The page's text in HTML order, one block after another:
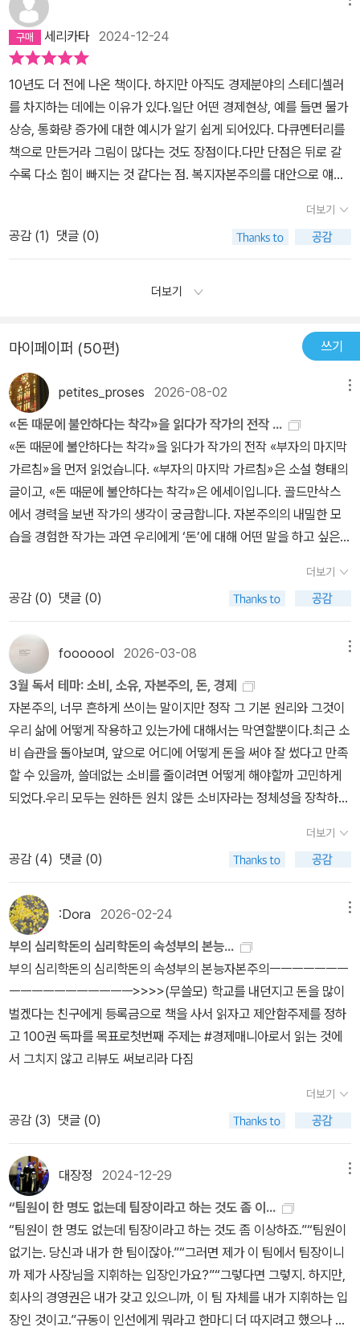
는 한국 사회에서 더 큰 힘을 발한다. 때로는 소비가 고통을 느끼게
할 수도 있다. 신용카드를 사용하여 구매할 때는 마치 마약을 한 것처
럼 고통이 덜하지만, 현금을 사용하여 구매할 때에는 뇌가 고통을 느
낀다고 한다. 어찌 보면 쇼핑중독과 알코올 중독은 일관성을 가지고
있다고 생각한다. 이를 극복하는 심리적인 방법은 자존감의 회복이라
고 말한다. 소비는 행복과 정비례 하지 않기 때문에 필수적인 소비 외
에는 심리적인 방법으로 극복하는 것이 중요하다. 내 안의 욕구 충족
의 행복을 찾기보다는 관계맺음과 주위로부터 사랑받는 마음에서 오
억되고 또 그 만족감과 행복감도 오래 지속됩니다. p271 네 번째 파
위해 역사상으로 유명한 학자와 이론을 접해보는 부분으로써, 개인적
었다고 생각된다. ‘애덤 스미스’, ‘마르크스’, ‘케인즈,’하이에크‘ 등의
경제 철학의 대표되는 사상을 검토해봄으로써 그들이 주장한 것들이
우리가 일상에서표면적으로 접했던 것이 전부가 아니고, 계속해서 연
구를 해볼 만한 가치가 있다는 것을 깨달았다.’자본론‘을 쓴 마르크스
가 예견한 자본주의의 몰락과 공산주의의 도래는 실제 끝이 났지만,
그렇다고 그 가치가 훼손된 것은 아니다. 그럴 가능성을 내포하며 자
본주의를 수정할 수 있게끔 유도하고 일부 사회주의적인 경향은 국가
에서 받아들이게 하는 역할과 공로도 있다. 그리고 항상 두 얼굴의 자
본주의도 완벽하지 않다는 것을 보여준다.’보이지 않는 손‘의 애덤 스
미스도 신자유주의 경제학파들에 내세우는 ’보이지 않는 손‘의 한 문
한 경향이 있다. 책에 따르면, ‘마르크스'의 자본론과 ’애덤 스미스‘의
’국부론‘은 빈민과 낮은 지위의 소외된 계층의 구제를 위한 마음에서
우러나온 학문이었기 때문이다. 두 경제학의 근간은 사람의 얼굴을
한 자본주의를 꿈꾸는 것임에 틀림없다고 주장한다. 그에 비해서, 케
인스주의와, 하이에크주의는 아직 첨예하게 대립중이다. 대공황이 왔
을때 정부의 개입과 적자재정으로 경기 활성화를 시켰으나, 결국 온
스태그플레이션에 정부의 개입축소와 시장의 자율적 조정에 맡기는
논리가 득세를 하게 된다. 그래서 발생한 실업문제및 금융자본주의의
침식이 오늘 날 우리가 보고 있는 지구촌 경제상황이다. 마지막에는
이러한 문제점을 극복할 수 있는 미래의 자본주의를 생각해보는 부분
에 할애하고 있다. 100% 정답은 아니지만, 방법은 있다. 바로 복지자
본주의 이다. 금융자본주의의 문제점을 해결하는 것은 복지 자본주
의로 가는 것이며 이는 복지국가가 되어야하는 것으로 귀결될 수 있
길이다. 맬더스는 ‘가난한 자의 주머니를 채워라. 그러면 소비가 촉진
된다.’라고 했듯이 단순히 서민들에게 빈민층이 되지 않도록 기부하
거나, 최소 생활자금을 대주는 소극적인 복지 정책으로는 극복이 불
가능하다. 노동자들이 해고되거나, 직장을 잃게 되는 상황이 발생할
지라도 적극적으로 재교육을 통해 새로운 일자리를 지원해주고, 교육
받는 동안 기본 생활을 충분히 할 수 있도록 보장하며, 그들의 자식들
이 굶지 않고 학원교육의 기회를 잃지 않도록 국가에서 배려하고 고
소득층의 소득을 일정 세금으로 배분하여 투자하여 빈민층으로 전락
그들의 버는 재산은 없기 때문에 자본주의를 유지하는 것이 힘들게
되고 이는 자본주의를 지탱하는 힘이 된다. 읽는 내내 분노와 나약
함에 힘들었지만 그래도 희망은 있을 것 이라 믿어본다. 이는 나 혼자
변화는 어림없고, 시민들이 자신의 권리를 찾기 위해 주체적으로 윤
리적 각성을 가지고 자본주의를 극복하도록 노력하여야 한다. 금융
자본의 탐욕이 현재의 위기를 만들었다면 그 해법은 윤리에서 찾을
수 있다. 인간이 가질 수 있는 가장 높은 상태의 도덕적, 윤리적 각성
이 바로 인간이 만들어낸 최악의 단점들을 보완할 수 있다는 이야기
다. p382
찰합니다. 우리 회사는 전 세계에 140명의 관찰 마케터를 두고 있고,
이들은 주중이나 주말에 쇼핑몰, 상점, 공항, 기차역에 가서 사람들이
어떻게 움직이고 교류하는지 관찰합니다. 우리는 다양한 첨단 기술을
사용해서 단순히 쳐다보는 행위를 보다 확장해서 쇼핑하는 모습을 자
세히 분석합니다.' - 파코 언더힐, 쇼핑컨설팅사 인바이로셀 CEO​관
찰을 토대로 고도의 마케팅 기법을 만들어 우리를 조종하고 있다는
사실.지금도 누군가는 내 행동을 지켜보고 있다...​명불허전이었습니
다.단순한 경제서가 아닌 이 사회를 살아가는 우리들이 꼭 읽고 넘어
가야 할 책이었습니다.자본주의 속에 살아가는 우리에게 보다 현명히
살아갈 방법에 대해 모색할 수 있는 계기가 되었습니다.
르니까 그 오른 만큼의 돈을 빌리는 겁니다. 그런데 집값이 내려가기
시작하자 아무 보호장치가 없었어요. 이미 집을 담보로 대출을 했으
니까요. 이미 집을 사고 차를 사고 그에 맞는 생활에 돈을 써 왔기에
소득은 늘지 않았는데도 잘산다는 착각을 하게 된 것입니다. - 라구람
라잔 자본주의 사회에서 은행이 돈 갚을 능력이 없는 사람에게 돈을
빌려주는 것은 '사회적 약자에 대한 배려'의 차원이 아니다. 그들이 동
정심이 있어서, 또는 가혹한 현실에 처한 저신용자들에게 조금이라도
도움을 주기 위해서도 아니다. 그 모든 것은 이미 자본주의 체제 안에
크로 제일 많은 돈을 번 사람은 바로 은행이다. 은행은 조그만 위험도
감수하지 않은 채 당신의 투자에 올라타 수익이 오르면 그만큼의 수
익을 얻어갔으며, 설사 당신의 투자가 실패해도 웃으며 칼같이 수수
는 게임, 그것이 바로 은행과 함께하는 재테크라는 게임이다. 저축은
작은 금융회사에 불구한 것입니다. 하지만 여기에 '은행'이라는 이름
을 붙여주니까 사람들은 은행과 혼동을 하기 시작했고 그래서 '많은
돈을 맡겨도 문제가 없을 것이다'라고 착각을 했던 것입니다.' 고수익
은 고위험이다'금융소비자들이 반드시 아셔야 할 것이 있습니다. 그
것은 높은 이자를 주는 곳에는 반드시 위험이 숨어 있다는 것입니다.
예를 들어 저축은행에서 이자를 더 많이 주는 것은 은행보다 더 쉽게
망할 수 있기 때문에 이자를 좀 더 주는 것입니다. 특정 상품이 이자가
많다는 것은 또 그만큼 실패할 확률도 높다는 것을 의미합니다. 하지
만 이러한 점을 모른 채 '이자가 많으면 좋은 상품이구나'라고 생각해
무 상관 없다. 중요한 것은 정액보장 상품인지, 실손보장 상품인지만
우선 확인해보면 되는 것이다. 그리고 실손보장 상품은 중복보상이
되지 않기 때문에 하나만 들면 충분하다. 지금 우리에게 필요한 것은
금융회사에 소속되지 않은 독립적인 상담사, 즉 '독립재정상담사'이
다. 금융상품 판매업자의 이해관계와는 독립해서 따로 판매수수료를
받지 않고 자문 대상인 고객이 최선의 이익을 얻을 수 있도록 그에 합
당한 금융상품을 추천하는 사람을 말한다. 성인이 된 우리의 소비 습
관과 성향은 이미 수십 년간 진행된 '키즈 마케팅'의 산물이라고 할 수
있다. 우리는 매 순간 합리적으로 결정해서 소비하는 것처럼 보이지
만, 사실은 어린 시절에 형성되었던 습관의 산물로 소비하게 된다는
것, 그리고 부모는 상당수가 아이들의 영향에 의해 소비하고 있다는
비밀 중의 하나이다. 마케팅'마케팅이란 다양한 기술을 사용해 전략
적으로 유혹해서, 이유는 모르겠지만 그 상품이 필요하다고 느끼게
하는 것입니다.' - 마틴 린드스트롬 '한국의 마트에 가면 재미있어요.
시식이 많죠. 커피를 맛보거나 음식을 먹어볼 수 있어요. 중요한 사실
이에요. 우연이 아닙니다. 현대 신경과학에 설명돼 있죠. 음식 등 무언
가의 냄새를 맡으면, 감각을 자극하고 오감 모두를 통해 허기를 더 느
껴요. 결국 더 많이 사게 되죠. 음식뿐 아니라 모든 상품을 더 많이 사
게 됩니다. 몸에 갈망이라는 감각을 심어놓기 때문이에요.'
리 회사를 위해 열심히 일하라‘는 말과 비슷하다. 안타깝지만- P23결
국 은행은 자기 돈으로 돈을 버는 것이 아니라 남의 돈으로 돈을 창조
하고, 이자를 받으며 존속해 가는 회사인 것이다. 바로 이것이 우리 사
회가 빚 권하는 시회가 된 이유이다. 하루에도 몇 번씩 대출 문자가 날
아오고, 여기저기 은행에서 대출 안내문을 보내는 이유이다. 고객
이 대출을 해가야 은행은 새 돈이 생기기 때문이다.- P44이 모든 것
은 단순한 ‘경기불황‘이나 ‘경기침체‘가 아닌 자본주의에 구조적으
로 내재화되어 있는 문제라고 봐도 좋다. 우리는 미국 공공은행연구
소 엘렌 브라운 대표의 말처럼 ‘민주적인 시스템이 아닌,은행가를 위
한, 은행가에 의한 민간은행 시스템‘에서 살아갈 수밖에없는 운명
이 취직을 못 하는지 모든 것의 원인은 자본주의 시스템안에서 찾
날 수 없는 부채의 사슬에 묶여 있는 것이다.- P77개인이나 가계
의 금융 의사결정은 개개인이 지닌 금융이해력에의해 좌우되는 것이
다. 이는 청소년기의 학교와 사회, 가정에서 이루어지는 금융 교육
의 깊이와 넓이에 비례하게 돼 있다. 이제 금융에관한 지식과 활용 능
력이 빈부 격차를 더 벌려놓을 것은 분명한 사실이다. 그러므로 금융
이해력은 우리가 갖추어야 할 필수 능력이다.- P169자본주의는 소
비를 완전히 다른 차원으로 이동시켰다. 과거에 소비라는 것은 그
저 ‘필요‘를 만족시켜 주는 것이었다. 배가 고프면 쌀을 사고, 옷이 헤
어져 입을 수 없게 되면 옷을 샀다. 하지만 그것만가지고는 차고 넘치
는 자본주의의 생산품들이 다 소비될 수가 없다.잉여생산물들이 많아
지고, 그것이 회전이 되지 않으면 자본주의에는시스템적인 문제가 생
는 것, 또는 강요하는 것이다. 그리고 이것을무엇보다 ‘자연스러운 과
정‘으로 보이게 하기 위해 첨단기술과 첨단과학, 고도의 심리 기술, 그
리고 유명인을 내세운 광고가 필요하다.결국 소비자들은 ‘필요한 것
을 구매하는 사람‘이 아니라 ‘필요하지않은 것까지도 소비해 자본주
의의 잉여생산물을 떠맡는 사람‘이 되어주어야 하는 것이다.- P217
자본주의 사회에서 쇼핑은 패배가 예정된 게임이다. 우리가 자본주
의 사회를 살면서 정말로 행복하고 싶다면, 소비에서 행복을 찾기보
다는 내 주변 사람들과의 관계 맺음에서 답을 찾아야 할지도 모른
다. 내 안의 감정을 관찰하고, 주변 사람들과의 관계 개선에서 스스로
수 있을 것이다.- P275인류 역사상 등장했던 그 어떤 체제도 자본주
의를 이기지 못했다.그리고 자본주의는 지금껏 막대한 인류의 부
를 만들어냈던 근본적인 동력이자 시스템이 되어 왔다. 문제는 ‘누구
를 위한‘ 자본주의가돼야 하느냐는 점이다. 지금까지 자본주의는 자
본가, 은행, 정부를위한 자본주의였다. 자본주의의 혜택은 이제 99%
의 평범한 사람들에게 돌아갈 때가 되었다. 자본주의가 가지고 있
는 그 강력한 성장엔진을 우리 모두를 위해 나누어 써야 할 때가 된 것
이다. 낙오자가 될수 있다는 사람들의 불안감을 해소하고 소득의 불
균형을 해결함으로써, 많은 사람들이 더 행복한 자본주의를 만들어
낼 수 있다. 이 모습이 바로 가장 영속가능한 자본주의는 아닐까 하
는 제언을 감히 해본다.- P385
세리카타2024-12-24
10년도 더 전에 나온 책이다. 하지만 아직도 경제분야의 스테디셀러
를 차지하는 데에는 이유가 있다.일단 어떤 경제현상, 예를 들면 물가
상승, 통화량 증가에 대한 예시가 알기 쉽게 되어있다. 다큐멘터리를
책으로 만든거라 그림이 많다는 것도 장점이다.다만 단점은 뒤로 갈
수록 다소 힘이 빠지는 것 같다는 점. 복지자본주의를 대안으로 얘기
더보기
공감 (1) 댓글 (0)
더보기
마이페이퍼 (50편) 쓰기
petites_proses 2026-08-02
«돈 때문에 불안하다는 착각»을 읽다가 작가의 전작 ...
«돈 때문에 불안하다는 착각»을 읽다가 작가의 전작 «부자의 마지막
가르침»을 먼저 읽었습니다. «부자의 마지막 가르침»은 소설 형태의
글이고, «돈 때문에 불안하다는 착각»은 에세이입니다. 골드만삭스
에서 경력을 보낸 작가의 생각이 궁금합니다. 자본주의의 내밀한 모
습을 경험한 작가는 과연 우리에게 ‘돈’에 대해 어떤 말을 하고 싶은
를 할지, 혹은 자본주의 체제하에서 돈이란 어떤 의미를 갖는 것인지
이야기하고 싶은 걸까요? «돈 때문에 불안하다는 착각»은 심리에 대
한 글은 아니고, 자본주의 시스템에 대한 내용인 것 같습니다. (나중
에 업데이트 예정) * 전작 «부자의 마지막 가르침»은 돈의 실제 모습
에 대해 이야기를 해줍니다. EBS 다큐멘터리를 책으로 옮긴 «EBS
다큐프라임 자본주의»를 보다가, 처음으로 자본주의 사회에서 물가
는 지속적으로 오를 수 밖에 없는 구조라는 걸 이해하게 됐습니다.
더보기
공감 (0) 댓글 (0)
fooooool 2026-03-08
3월 독서 테마: 소비, 소유, 자본주의, 돈, 경제
자본주의, 너무 흔하게 쓰이는 말이지만 정작 그 기본 원리와 그것이
우리 삶에 어떻게 작용하고 있는가에 대해서는 막연할뿐이다.최근 소
비 습관을 돌아보며, 앞으로 어디에 어떻게 돈을 써야 잘 썼다고 만족
할 수 있을까, 쓸데없는 소비를 줄이려면 어떻게 해야할까 고민하게
되었다.우리 모두는 원하든 원치 않든 소비자라는 정체성을 장착하고
각자의 고유한 정체성을 결정할만큼 소비는 삶에서 중요한 이슈라는
생각이 든다.<독서 포인트>소비와 소유에 대하여돈을 쓰는 행위 뒤
의 심리에 대하여자본주의 경제체제에 대하여진정한 경제적 자유에
대하여개인적인 생각 정리해보기.
더보기
공감 (4) 댓글 (0)
:Dora 2026-02-24
부의 심리학돈의 심리학돈의 속성부의 본능...
부의 심리학돈의 심리학돈의 속성부의 본능자본주의ㅡㅡㅡㅡㅡㅡㅡ
ㅡㅡㅡㅡㅡㅡㅡㅡㅡㅡㅡ>>>>(무쓸모) 학교를 내던지고 돈을 많이
벌겠다는 친구에게 등록금으로 책을 사서 읽자고 제안함주제를 정하
고 100권 독파를 목표로첫번째 주제는 #경제매니아로서 읽는 것에
서 그치지 않고 리뷰도 써보리라 다짐
더보기
공감 (3) 댓글 (0)
대장정 2024-12-29
“팀원이 한 명도 없는데 팀장이라고 하는 것도 좀 이...
“팀원이 한 명도 없는데 팀장이라고 하는 것도 좀 이상하죠.”“팀원이
없기는. 당신과 내가 한 팀이잖아.”“그러면 제가 이 팀에서 팀장이니
까 제가 사장님을 지휘하는 입장인가요?”“그렇다면 그렇지. 하지만,
회사의 경영권은 내가 갖고 있으니까, 이 팀 자체를 내가 지휘하는 입
장인 것이고.”규동이 인선에게 뭐라고 한마디 더 따지려고 했으나 그